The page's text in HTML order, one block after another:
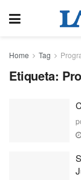
Home Tag
Etiqueta: